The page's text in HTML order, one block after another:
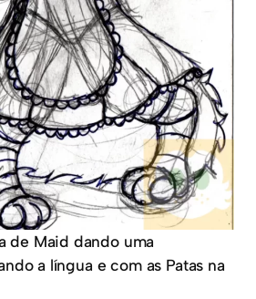
de Maid dando uma
a língua e com as Patas na